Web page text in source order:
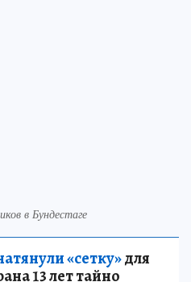
в Бундестаге
«сетку»для
13 лет тайно